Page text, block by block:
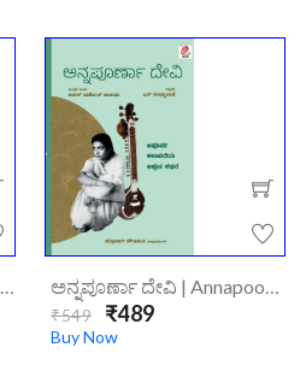
ಅನುರಾಯ ಶಾಲ್ಮಲೆ | Anuraya-Shalmale/ ಅನ್ನಪೂರ್ಣಾ ದೇವಿ | Annapoorna Devi
₹549 ₹489
Buy Now